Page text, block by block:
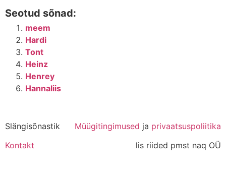
Seotud sõnad:
meem
Hardi
Tont
Heinz
Henrey
Hannaliis
Slängisõnastik Müügitingimused ja privaatsuspoliitika
Kontakt
lis riided pmst naq OÜ